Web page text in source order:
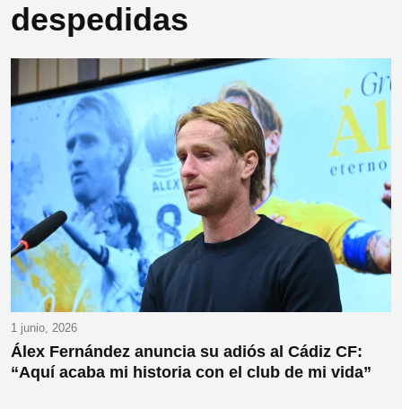
despedidas
1 junio, 2026
Álex Fernández anuncia su adiós al Cádiz CF:
“Aquí acaba mi historia con el club de mi vida”